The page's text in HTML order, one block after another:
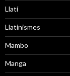
Llatí
Llatinismes
Mambo
Manga